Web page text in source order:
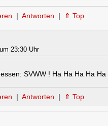
| Antworten | ⇑ Top
23:30 Uhr
SVWW ! Ha Ha Ha Ha Ha
| Antworten | ⇑ Top